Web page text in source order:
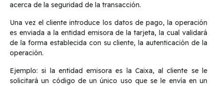
acerca de la seguridad de la transacción.
Una vez el cliente introduce los datos de pago, la operación
es enviada a la entidad emisora de la tarjeta, la cual validará
de la forma establecida con su cliente, la autenticación de la
operación.
Ejemplo: si la entidad emisora es la Caixa, al cliente se le
solicitará un código de un único uso que se le envía en un